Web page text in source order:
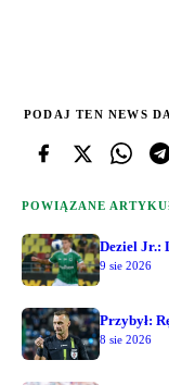
PODAJ TEN NEWS
POWIĄZANE
Deziel Jr.:
9 sie 2026
Przybył:
8 sie 2026